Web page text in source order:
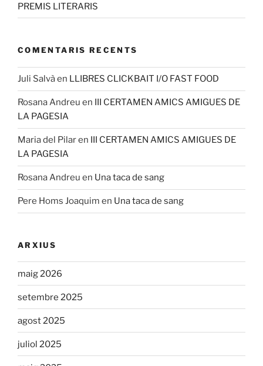
PREMIS LITERARIS
COMENTARIS RECENTS
Juli Salvàen LLIBRES CLICKBAIT I/O FAST FOOD
Rosana Andreu en III CERTAMEN AMICS AMIGUES DE
LA PAGESIA
Maria del Pilaren III CERTAMEN AMICS AMIGUES DE
LA PAGESIA
Rosana Andreu en Una taca de sang
Pere Homs Joaquim en Una taca de sang
ARXIUS
maig 2026
setembre 2025
agost 2025
juliol 2025